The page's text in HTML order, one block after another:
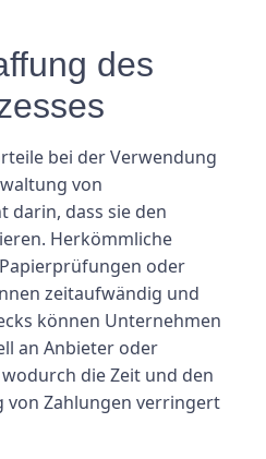
des
bei der Verwendung
von
darin, dass sie den
Herkömmliche
oder
zeitaufwändig und
können Unternehmen
an Anbieter oder
die Zeit und den
von Zahlungen verringert